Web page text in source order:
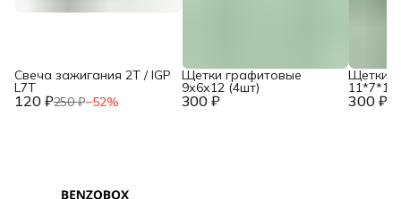
120 ₽250 ₽−52%
Свеча зажигания 2Т / IGP
L7T
300 ₽
Щетки графитовые
9х6х12 (4шт)
300 ₽
Щетки
11*7*16